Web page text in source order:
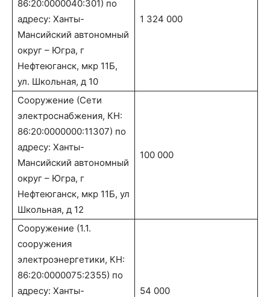
86:20:0000040:301) по
адресу: Ханты-
Мансийский автономный
округ – Югра, г
Нефтеюганск, мкр 11Б,
ул. Школьная, д 10
1 324 000
Сооружение (Сети
электроснабжения, КН:
86:20:0000000:11307) по
адресу: Ханты-
Мансийский автономный
округ – Югра, г
Нефтеюганск, мкр 11Б, ул
Школьная, д 12
100 000
Сооружение (1.1.
сооружения
электроэнергетики, КН:
86:20:0000075:2355) по
адресу: Ханты-
54 000